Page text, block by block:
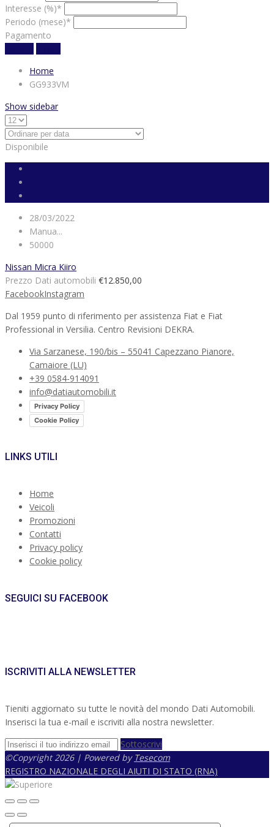
Interesse (%)*
Periodo (mese)*
Pagamento
Home
GG933VM
Show sidebar
Disponibile
28/03/2022
Manua...
50000
Nissan Micra Kiiro
Prezzo Dati automobili €12.850,00
FacebookInstagram
Dal 1959 punto di riferimento per assistenza Fiat e Fiat
Professional in Versilia. Centro Revisioni DEKRA.
Via Sarzanese, 190/bis – 55041 Capezzano Pianore,
Camaiore (LU)
+39 0584-914091
info@datiautomobili.it
Privacy Policy
Cookie Policy
LINKS UTILI
Home
Veicoli
Promozioni
Contatti
Privacy policy
Cookie policy
SEGUICI SU FACEBOOK
ISCRIVITI ALLA NEWSLETTER
Tieniti aggiornato su tutte le novità del mondo Dati Automobili.
Inserisci la tua e-mail e iscriviti alla nostra newsletter.
Sottoscrivi
©Copyright 2026 | Powered by Tesecom
REGISTRO NAZIONALE DEGLI AIUTI DI STATO (RNA)